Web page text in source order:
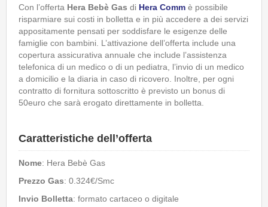
Con l’offerta Hera Bebè Gas di Hera Comm è possibile
risparmiare sui costi in bolletta e in più accedere a dei servizi
appositamente pensati per soddisfare le esigenze delle
famiglie con bambini. L’attivazione dell’offerta include una
copertura assicurativa annuale che include l’assistenza
telefonica di un medico o di un pediatra, l’invio di un medico
a domicilio e la diaria in caso di ricovero. Inoltre, per ogni
contratto di fornitura sottoscritto è previsto un bonus di
50euro che sarà erogato direttamente in bolletta.
Caratteristiche dell’offerta
Nome: Hera Bebè Gas
Prezzo Gas: 0.324€/Smc
Invio Bolletta: formato cartaceo o digitale